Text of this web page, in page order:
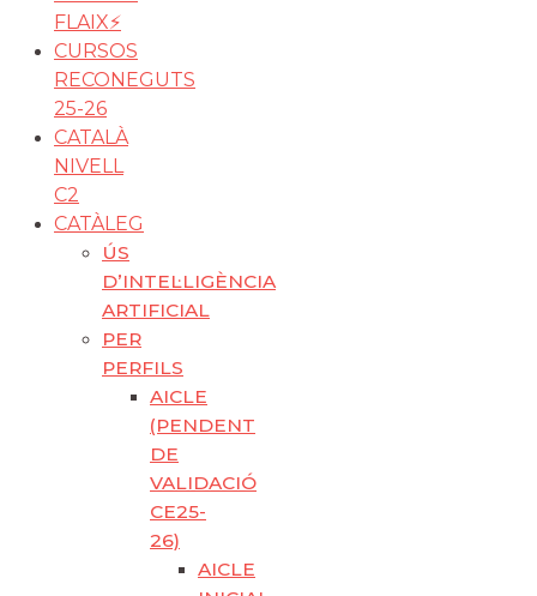
FLAIX⚡️
CURSOS
RECONEGUTS
25-26
CATALÀ
NIVELL
C2
CATÀLEG
ÚS
D’INTEL·LIGÈNCIA
ARTIFICIAL
PER
PERFILS
AICLE
(PENDENT
DE
VALIDACIÓ
CE25-
26)
AICLE